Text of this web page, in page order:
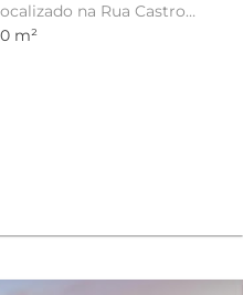
na Rua Castro
m²